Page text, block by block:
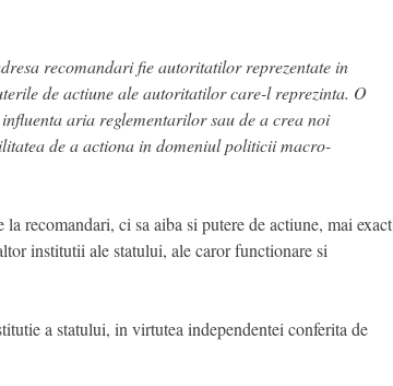
recomandari fie autoritatilor reprezentate in
de actiune ale autoritatilor care-l reprezinta. O
aria reglementarilor sau de a crea noi
de a actiona in domeniul politicii macro-
recomandari, ci sa aiba si putere de actiune, mai exact
institutii ale statului, ale caror functionare si
a statului, in virtutea independentei conferita de